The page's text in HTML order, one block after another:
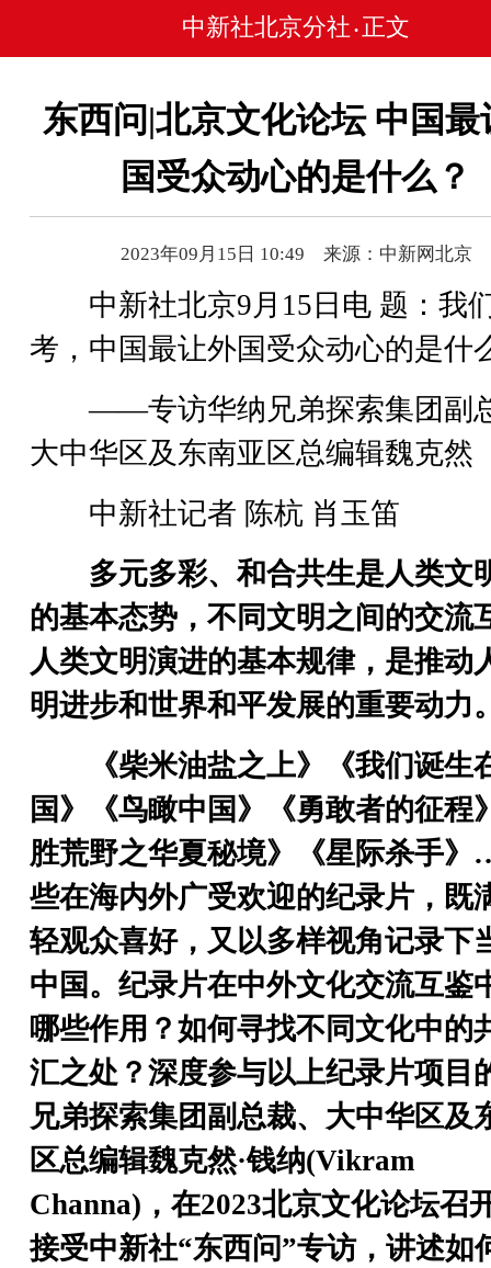
中新社北京分社 • 正文
东西问|北京文化论坛 中国最
国受众动心的是什么？
2023年09月15日 10:49 来源：中新网北京
中新社北京9月15日电 题：我
考，中国最让外国受众动心的是什
——专访华纳兄弟探索集团副
大中华区及东南亚区总编辑魏克然
中新社记者 陈杭 肖玉笛
多元多彩、和合共生是人类文
的基本态势，不同文明之间的交流
人类文明演进的基本规律，是推动
明进步和世界和平发展的重要动力
《柴米油盐之上》《我们诞生
国》《鸟瞰中国》《勇敢者的征程
胜荒野之华夏秘境》《星际杀手
些在海内外广受欢迎的纪录片，既
轻观众喜好，又以多样视角记录下
中国。纪录片在中外文化交流互鉴
哪些作用？如何寻找不同文化中的
汇之处？深度参与以上纪录片项目
兄弟探索集团副总裁、大中华区及
区总编辑魏克然·钱纳(Vikram
Channa)，在2023北京文化论坛召
接受中新社“东西问”专访，讲述如